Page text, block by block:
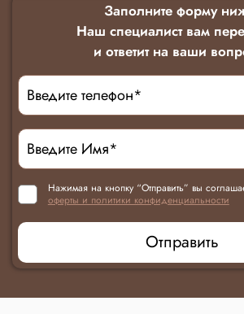
Заполните форму
Наш специалист вам
и ответит на ваши
Нажимая на кнопку “Отправить” вы
оферты и политики конфиденциальности
Отправить